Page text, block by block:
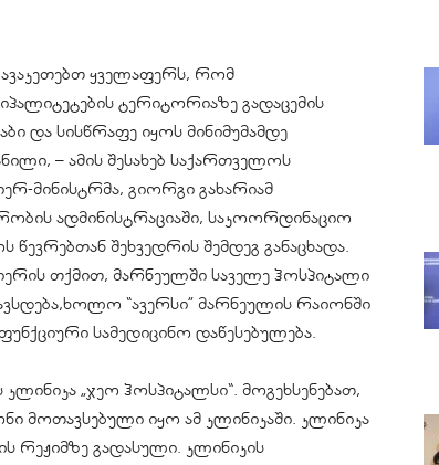
ყველაფერს, რომ
ტერიტორიაზე გადაცემის
და სისწრაფე იყოს მინიმუმამდე
– ამის შესახებ საქართველოს
მინისტრმა, გიორგი გახარიამ
ადმინისტრაციაში, საკოორდინაციო
წევრებთან შეხვედრის შემდეგ განაცხადა.
თქმით, მარნეულში საველე ჰოსპიტალი
“ავერსი” მარნეულის რაიონში
სამედიცინო დაწესებულება.
„ჯეო ჰოსპიტალსი“. მოგეხსენებათ,
იყო ამ კლინიკაში. კლინიკა
რეჟიმზე გადასული. კლინიკის